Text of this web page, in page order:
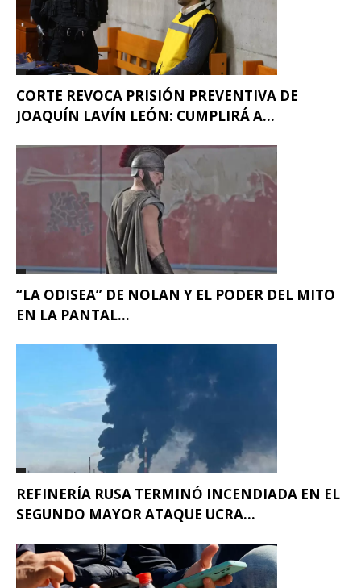
CORTE REVOCA PRISIÓN PREVENTIVA DE
JOAQUÍN LAVÍN LEÓN: CUMPLIRÁ A...
“LA ODISEA” DE NOLAN Y EL PODER DEL MITO
EN LA PANTAL...
REFINERÍA RUSA TERMINÓ INCENDIADA EN EL
SEGUNDO MAYOR ATAQUE UCRA...